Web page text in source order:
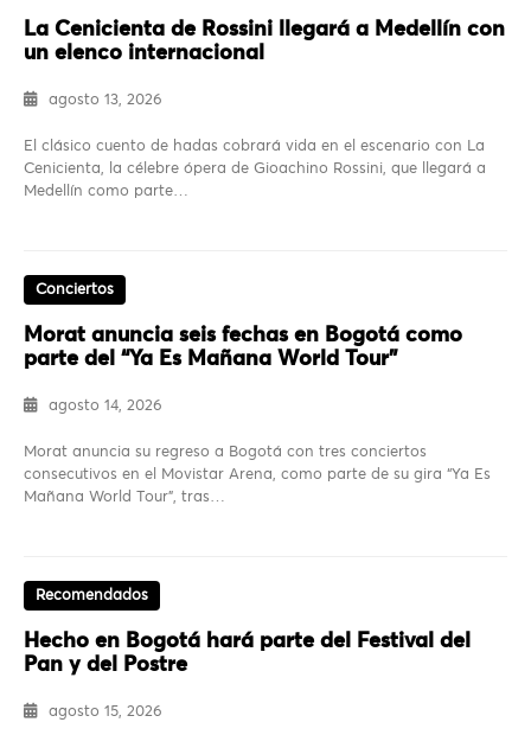
La Cenicienta de Rossini llegará a Medellín con
un elenco internacional
agosto 13, 2026
El clásico cuento de hadas cobrará vida en el escenario con La
Cenicienta, la célebre ópera de Gioachino Rossini, que llegará a
Medellín como parte…
Conciertos
Morat anuncia seis fechas en Bogotá como
parte del “Ya Es Mañana World Tour”
agosto 14, 2026
Morat anuncia su regreso a Bogotá con tres conciertos
consecutivos en el Movistar Arena, como parte de su gira “Ya Es
Mañana World Tour”, tras…
Recomendados
Hecho en Bogotá hará parte del Festival del
Pan y del Postre
agosto 15, 2026